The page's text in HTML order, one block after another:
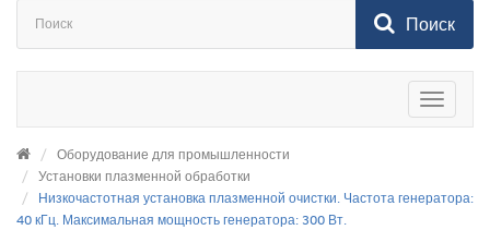
Поиск
Toggle
Оборудование для промышленности
Установки плазменной обработки
Низкочастотная установка плазменной очистки. Частота генератора:
40 кГц. Максимальная мощность генератора: 300 Вт.